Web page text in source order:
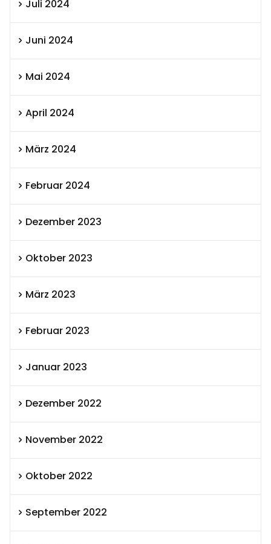
Juli 2024
Juni 2024
Mai 2024
April 2024
März 2024
Februar 2024
Dezember 2023
Oktober 2023
März 2023
Februar 2023
Januar 2023
Dezember 2022
November 2022
Oktober 2022
September 2022